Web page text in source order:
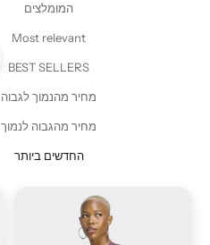
המומלצים
Most relevant
BEST SELLERS
מחיר מהנמוך לגבוה
מחיר מהגבוה לנמוך
החדשים ביותר